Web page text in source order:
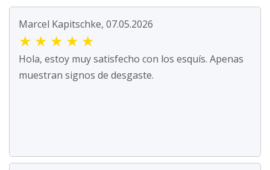
Marcel Kapitschke, 07.05.2026
★ ★ ★ ★ ★
Hola, estoy muy satisfecho con los esquís. Apenas
muestran signos de desgaste.